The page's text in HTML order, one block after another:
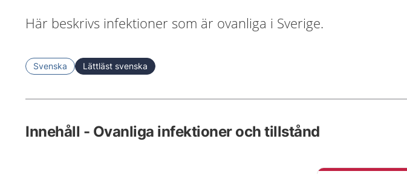
Här beskrivs infektioner som är ovanliga i Sverige.
Svenska Lättläst svenska
Innehåll - Ovanliga infektioner och tillstånd